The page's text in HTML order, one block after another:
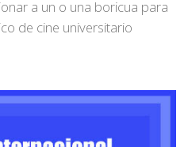
a un o una boricua para
de cine universitario